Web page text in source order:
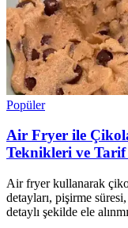
Popüler
Air Fryer ile
Teknikleri ve Tarif
Air fryer kullanarak
detayları, pişirme süresi,
detaylı şekilde ele